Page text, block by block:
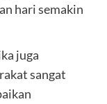
hari semakin
juga
sangat